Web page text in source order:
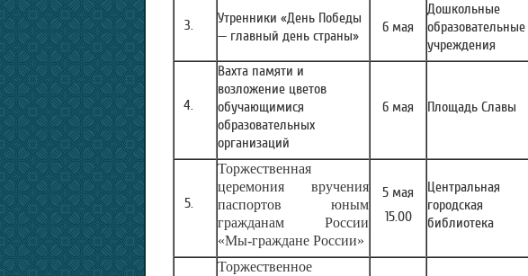
Утренники «День Победы
— главный день страны»
6 мая
Дошкольные
образовательные
учреждения
Вахта памяти и
возложение цветов
обучающимися
образовательных
организаций
6 мая Площадь Славы
Торжественная
церемония вручения
паспортов юным
гражданам России
«Мы-граждане России»
5 мая
15.00
Центральная
городская
библиотека
Торжественное